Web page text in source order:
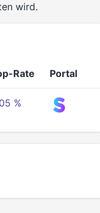
wird.
Rate Portal
%